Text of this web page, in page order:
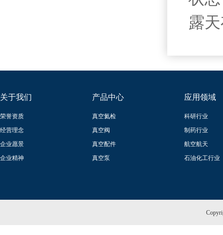
露
关于我们
荣誉资质
经营理念
企业愿景
企业精神
产品中心
真空氦检
真空阀
真空配件
真空泵
应用领域
科研行业
制药行业
航空航天
石油化工行业